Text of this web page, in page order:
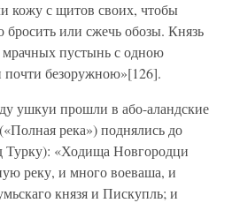
кожу с щитов своих, чтобы
бросить или сжечь обозы. Князь
пустынь с одною
безоружною»[126].
ушкуи прошли в або-аландские
река») поднялись до
Турку): «Ходища Новгородци
реку, и много воеваша, и
князя и Пискупль; и